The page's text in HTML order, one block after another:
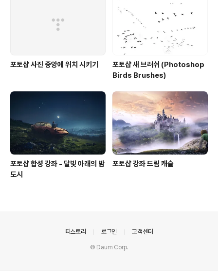
포토샵 사진 중앙에 위치 시키기
포토샵 새 브러쉬 (Photoshop
Birds Brushes)
포토샵 합성 강좌 - 달빛 아래의 밤
도시
포토샵 강좌 드림 캐슬
티스토리 로그인 고객센터
© Daum Corp.